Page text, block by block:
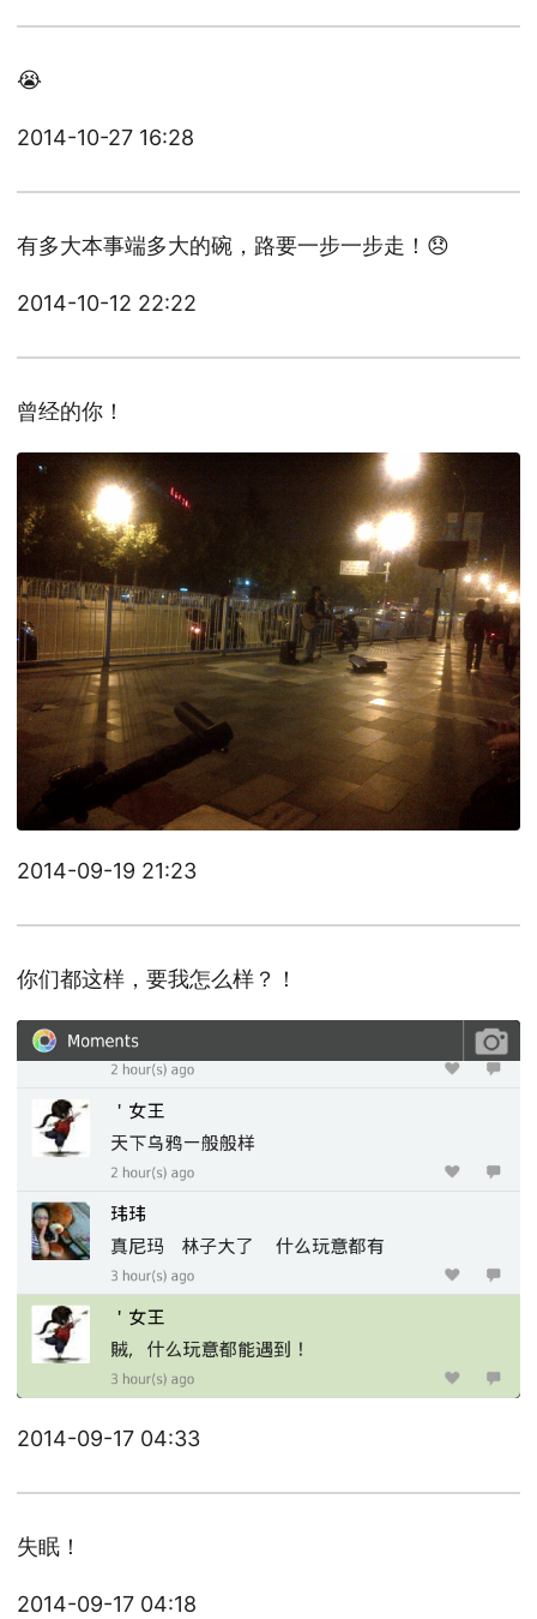
😭
2014-10-27 16:28
有多大本事端多大的碗，路要一步一步走！😞
2014-10-12 22:22
曾经的你！
2014-09-19 21:23
你们都这样，要我怎么样？！
2014-09-17 04:33
失眠！
2014-09-17 04:18